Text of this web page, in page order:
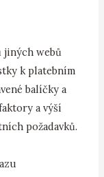
jiných webů
k platebním
balíčky a
a výší
požadavků.